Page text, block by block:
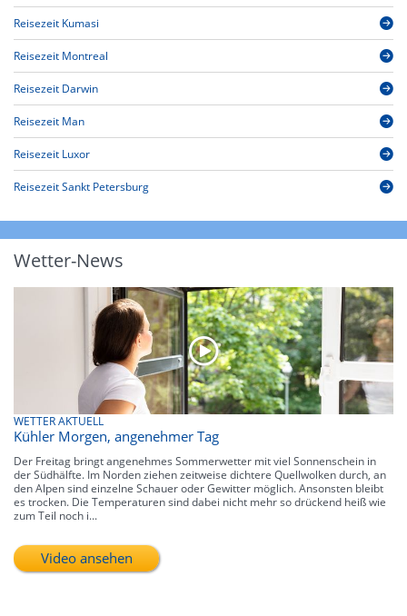
Reisezeit Kumasi
Reisezeit Montreal
Reisezeit Darwin
Reisezeit Man
Reisezeit Luxor
Reisezeit Sankt Petersburg
Wetter-News
WETTER AKTUELL
Kühler Morgen, angenehmer Tag
Der Freitag bringt angenehmes Sommerwetter mit viel Sonnenschein in
der Südhälfte. Im Norden ziehen zeitweise dichtere Quellwolken durch, an
den Alpen sind einzelne Schauer oder Gewitter möglich. Ansonsten bleibt
es trocken. Die Temperaturen sind dabei nicht mehr so drückend heiß wie
zum Teil noch i...
Video ansehen